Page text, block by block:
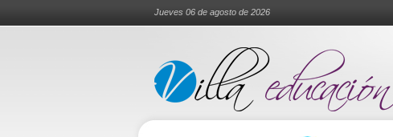
Jueves 06 de agosto de 2026